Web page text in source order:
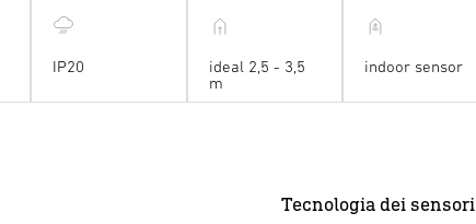
IP20
ideal 2,5 - 3,5
m
indoor sensor
Tecnologia dei sensori